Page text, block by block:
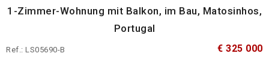
1-Zimmer-Wohnung mit Balkon, im Bau, Matosinhos,
Portugal
Ref.: LS05690-B € 325 000